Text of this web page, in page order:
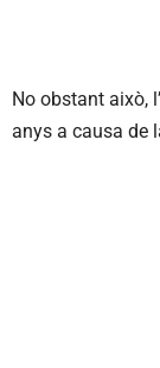
No obstant això,
anys a causa de